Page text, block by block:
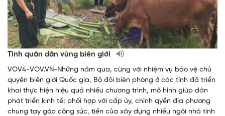
Tình quân dân vùng biên giới
VOV4-VOV.VN-Những năm qua, cùng với nhiệm vụ bảo vệ chủ
quyên biên giới Quốc gia, Bộ đôi biên phòng ở các tỉnh đã triển
khai thực hiện hiệu quả nhiều chương trình, mô hình giúp dân
phát triển kinh tế; phối hợp với cấp ủy, chính qyền địa phương
chung tay góp công sức, tiền của xây dựng nhiều ngôi nhà tình